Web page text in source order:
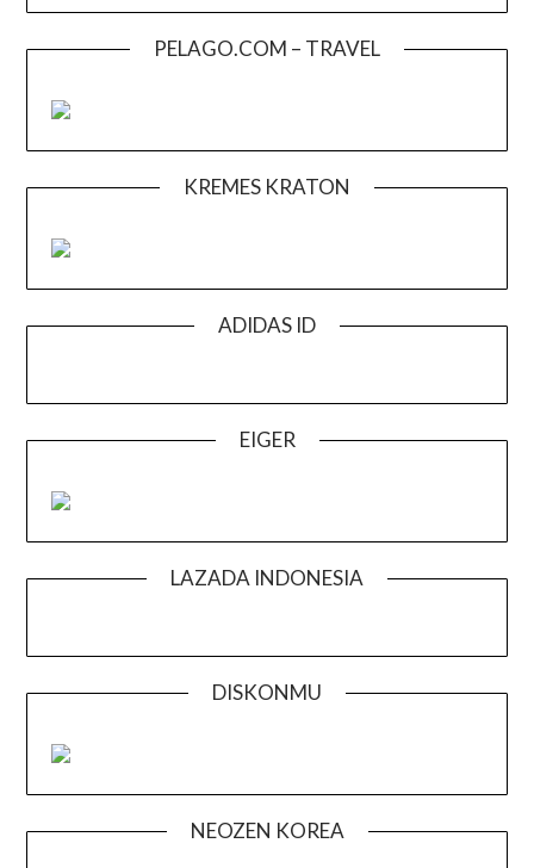
PELAGO.COM – TRAVEL
KREMES KRATON
ADIDAS ID
EIGER
LAZADA INDONESIA
DISKONMU
NEOZEN KOREA